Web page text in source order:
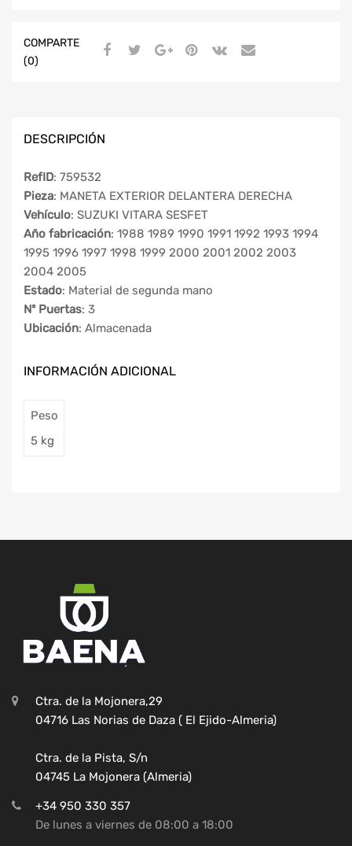
COMPARTE
(0)
DESCRIPCIÓN
RefID: 759532
Pieza: MANETA EXTERIOR DELANTERA DERECHA
Vehículo: SUZUKI VITARA SESFET
Año fabricación: 1988 1989 1990 1991 1992 1993 1994
1995 1996 1997 1998 1999 2000 2001 2002 2003
2004 2005
Estado: Material de segunda mano
Nº Puertas: 3
Ubicación: Almacenada
INFORMACIÓN ADICIONAL
Peso
5 kg
Ctra. de la Mojonera,29
04716 Las Norias de Daza ( El Ejido-Almeria)
Ctra. de la Pista, S/n
04745 La Mojonera (Almeria)
+34 950 330 357
De lunes a viernes de 08:00 a 18:00